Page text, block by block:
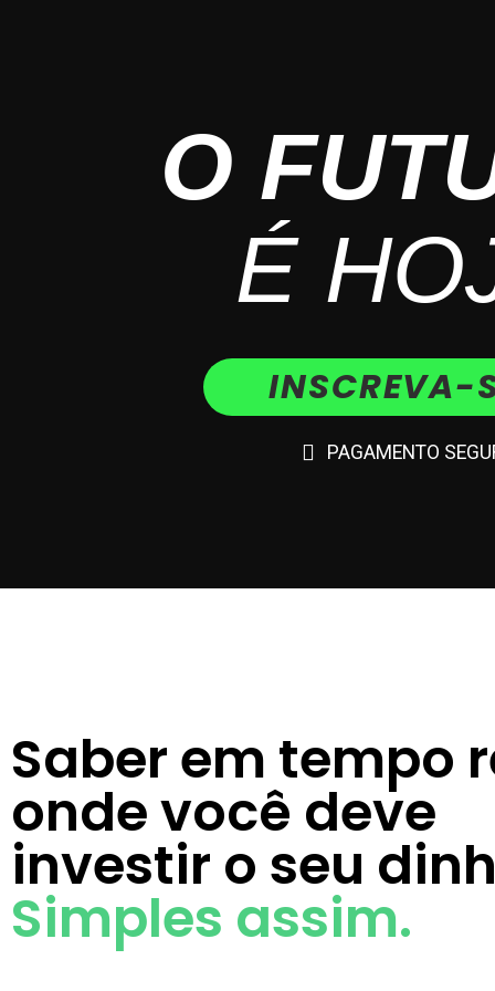
O
É
INSCREVA-
PAGAMENTO
Saber em tempo
onde você deve
investir o seu
Simples assim.